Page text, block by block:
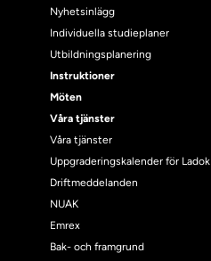
Nyhetsinlägg
Individuella studieplaner
Utbildningsplanering
Instruktioner
Möten
Våra tjänster
Våra tjänster
Uppgraderingskalender för Ladok
Driftmeddelanden
NUAK
Emrex
Bak- och framgrund